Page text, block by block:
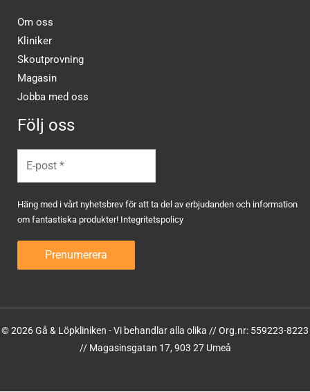
Om oss
Kliniker
Skoutprovning
Magasin
Jobba med oss
Följ oss
Häng med i vårt nyhetsbrev för att ta del av erbjudanden och information
om fantastiska produkter! Integritetspolicy
© 2026 Gå & Löpkliniken - Vi behandlar alla olika // Org.nr: 559223-8223
// Magasinsgatan 17, 903 27 Umeå